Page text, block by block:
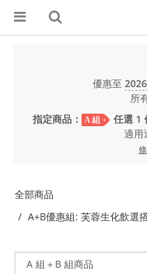
優惠至
所
指定商品：
A 組 任選 1
適用
全部商品
A+B優惠組: 芙蓉生化飲選